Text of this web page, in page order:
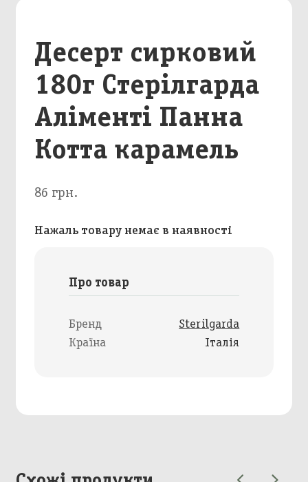
Десерт сирковий
180г Стерілгарда
Аліменті Панна
Котта карамель
86 грн.
Нажаль товару немає в наявності
Про товар
Бренд
Sterilgarda
Країна
Італія